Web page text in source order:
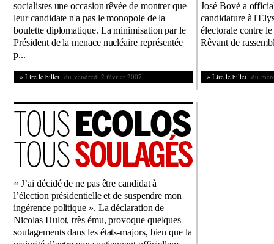
socialistes une occasion rêvée de montrer que
leur candidate n'a pas le monopole de la
boulette diplomatique. La minimisation par le
Président de la menace nucléaire représentée
p...
» Lire le billet du vendredi 2 février 2007
José Bové a
candidature à
électorale contre
Rêvant de
» Lire le billet du
« J’ai décidé de ne pas être candidat à
l’élection présidentielle et de suspendre mon
ingérence politique ». La déclaration de
Nicolas Hulot, très ému, provoque quelques
soulagements dans les états-majors, bien que la